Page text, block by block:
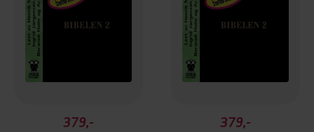
379,-
379,-